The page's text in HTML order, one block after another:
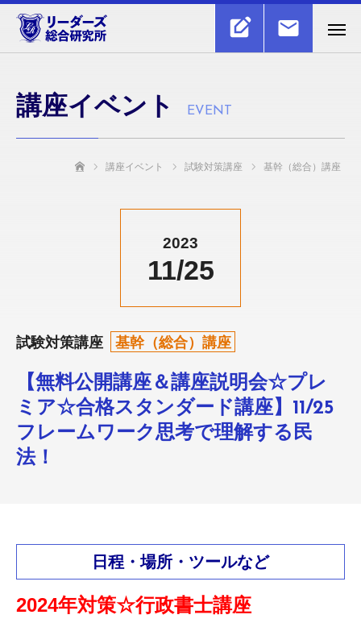
講座イベント EVENT
ホーム 講座イベント 試験対策講座 基幹（総合）講座
2023
11/25
試験対策講座 基幹（総合）講座
【無料公開講座＆講座説明会☆プレ
ミア☆合格スタンダード講座】11/25
フレームワーク思考で理解する民
法！
日程・場所・ツールなど
2024年対策☆行政書士講座